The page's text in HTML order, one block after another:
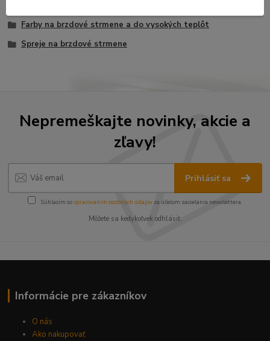
Farby na brzdové strmene a do vysokých teplôt
Spreje na brzdové strmene
Nepremeškajte novinky, akcie a
zľavy!
Prihlásiť sa
Súhlasím sospracovaním osobných údajov za účelom zasielania newslettera.
Môžete sa kedykoľvek odhlásiť.
Informácie pre zákazníkov
O nás
Ako nakupovať